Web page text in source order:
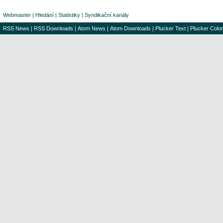
Webmaster | Hledání | Statistiky | Syndikační kanály
RSS News | RSS Downloads | Atom News | Atom Downloads | Plucker Text | Plucker Color